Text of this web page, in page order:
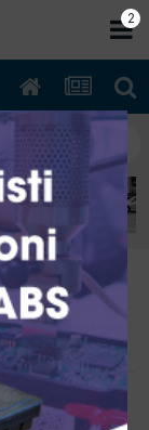
EJ20
benzina
2